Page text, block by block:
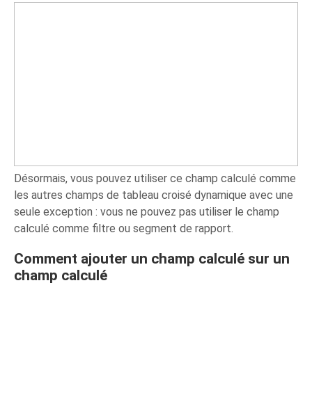
Désormais, vous pouvez utiliser ce champ calculé comme
les autres champs de tableau croisé dynamique avec une
seule exception : vous ne pouvez pas utiliser le champ
calculé comme filtre ou segment de rapport.
Comment ajouter un champ calculé sur un
champ calculé